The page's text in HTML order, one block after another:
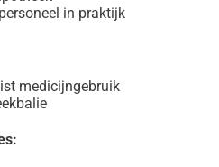
in praktijk
medicijngebruik